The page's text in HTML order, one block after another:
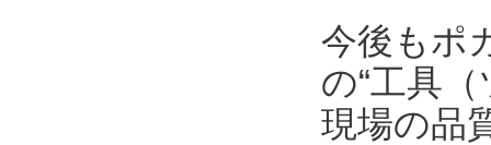
今後もポ
の“工具
現場の品